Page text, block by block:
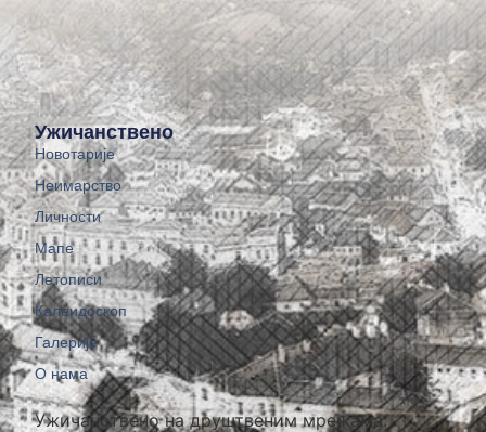
Ужичанствено на друштвеним мрежама:
Ужичанствено
Новотарије
Неимарство
Личности
Мапе
Летописи
Калеидоскоп
Галерије
О нама